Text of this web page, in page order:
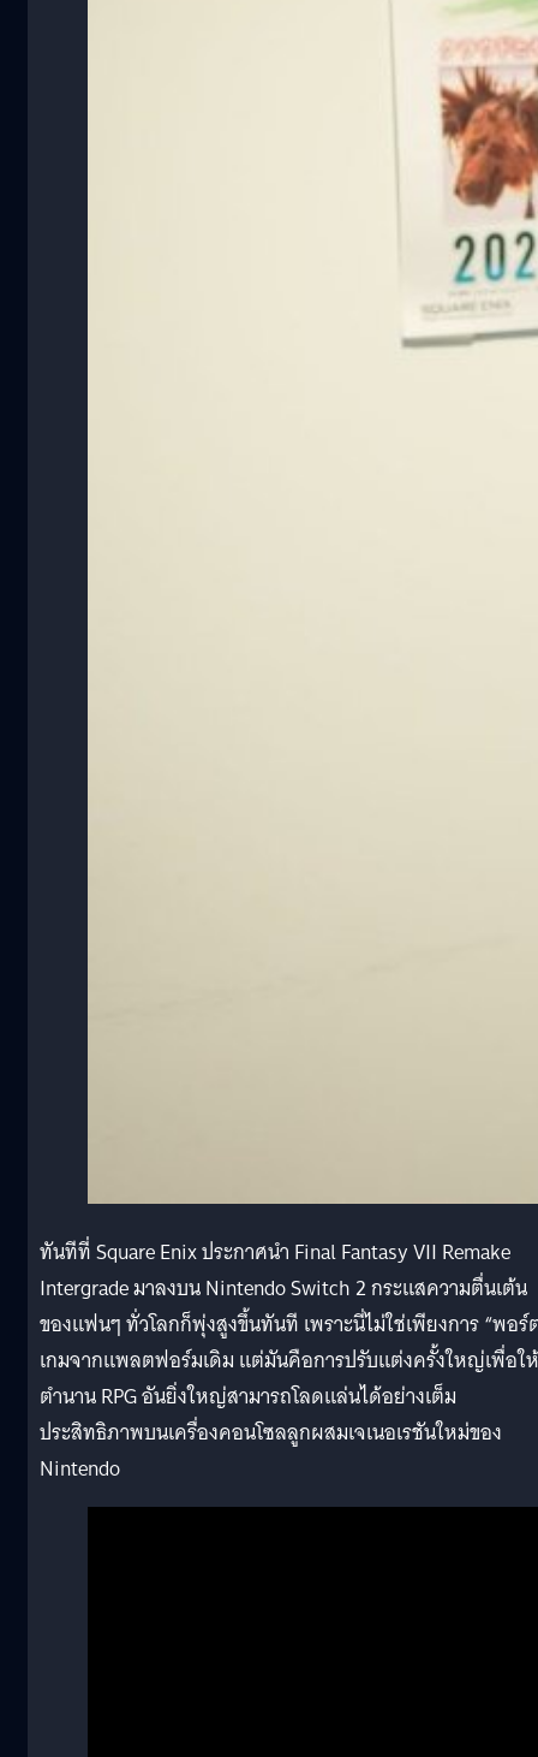
ทันทีที่ Square Enix ประกาศนำ Final Fantasy VII Remake
Intergrade มาลงบน Nintendo Switch 2 กระแสความตื่นเต้น
ของแฟนๆ ทั่วโลกก็พุ่งสูงขึ้นทันที เพราะนี่ไม่ใช่เพียงการ “พอร์
เกมจากแพลตฟอร์มเดิม แต่มันคือการปรับแต่งครั้งใหญ่เพื่อให้
ตำนาน RPG อันยิ่งใหญ่สามารถโลดแล่นได้อย่างเต็ม
ประสิทธิภาพบนเครื่องคอนโซลลูกผสมเจเนอเรชันใหม่ของ
Nintendo